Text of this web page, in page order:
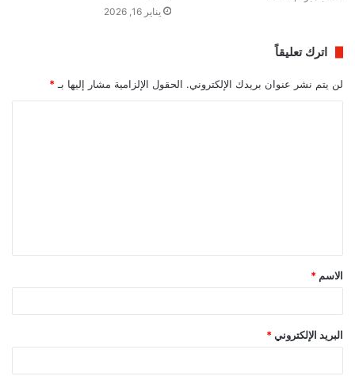
يناير 16, 2026
اترك تعليقاً
لن يتم نشر عنوان بريدك الإلكتروني. الحقول الإلزامية مشار إليها بـ *
ق
*
الاسم *
البريد الإلكتروني *